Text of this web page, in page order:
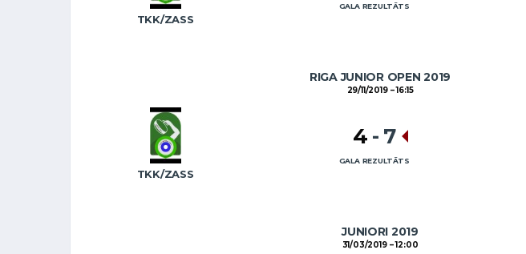
TKK/ZASS
GALA REZULTĀTS
RIGA JUNIOR OPEN 2019
29/11/2019 16:15
TKK/ZASS
4 - 7
GALA REZULTĀTS
JUNIORI 2019
31/03/2019 12:00